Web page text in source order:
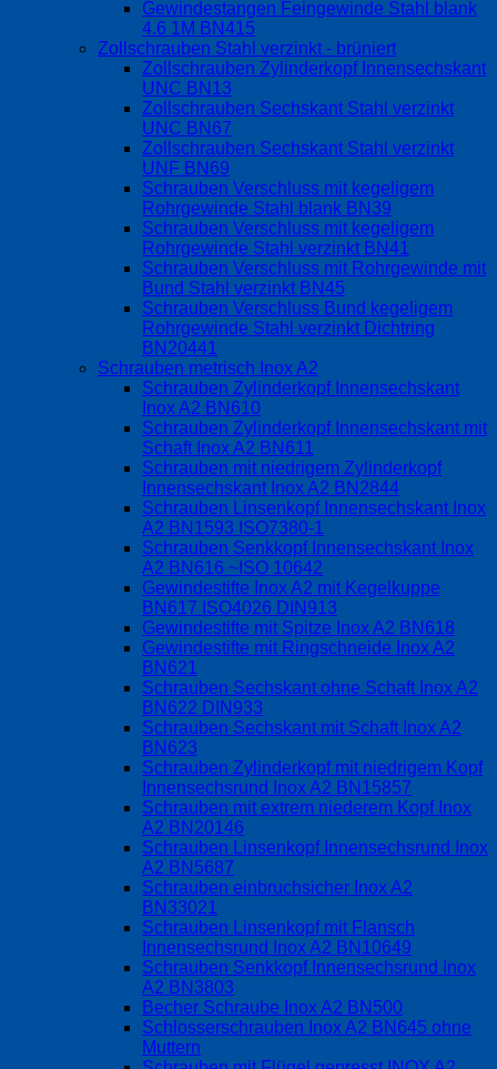
Gewindestangen Feingewinde Stahl blank
4.6 1M BN415
Zollschrauben Stahl verzinkt - brüniert
Zollschrauben Zylinderkopf Innensechskant
UNC BN13
Zollschrauben Sechskant Stahl verzinkt
UNC BN67
Zollschrauben Sechskant Stahl verzinkt
UNF BN69
Schrauben Verschluss mit kegeligem
Rohrgewinde Stahl blank BN39
Schrauben Verschluss mit kegeligem
Rohrgewinde Stahl verzinkt BN41
Schrauben Verschluss mit Rohrgewinde mit
Bund Stahl verzinkt BN45
Schrauben Verschluss Bund kegeligem
Rohrgewinde Stahl verzinkt Dichtring
BN20441
Schrauben metrisch Inox A2
Schrauben Zylinderkopf Innensechskant
Inox A2 BN610
Schrauben Zylinderkopf Innensechskant mit
Schaft Inox A2 BN611
Schrauben mit niedrigem Zylinderkopf
Innensechskant Inox A2 BN2844
Schrauben Linsenkopf Innensechskant Inox
A2 BN1593 ISO7380-1
Schrauben Senkkopf Innensechskant Inox
A2 BN616 ~ISO 10642
Gewindestifte Inox A2 mit Kegelkuppe
BN617 ISO4026 DIN913
Gewindestifte mit Spitze Inox A2 BN618
Gewindestifte mit Ringschneide Inox A2
BN621
Schrauben Sechskant ohne Schaft Inox A2
BN622 DIN933
Schrauben Sechskant mit Schaft Inox A2
BN623
Schrauben Zylinderkopf mit niedrigem Kopf
Innensechsrund Inox A2 BN15857
Schrauben mit extrem niederem Kopf Inox
A2 BN20146
Schrauben Linsenkopf Innensechsrund Inox
A2 BN5687
Schrauben einbruchsicher Inox A2
BN33021
Schrauben Linsenkopf mit Flansch
Innensechsrund Inox A2 BN10649
Schrauben Senkkopf Innensechsrund Inox
A2 BN3803
Becher Schraube Inox A2 BN500
Schlosserschrauben Inox A2 BN645 ohne
Muttern